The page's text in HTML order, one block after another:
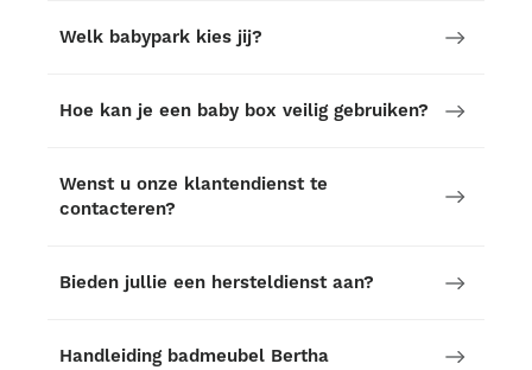
Welk babypark kies jij?
Hoe kan je een baby box veilig gebruiken?
Wenst u onze klantendienst te
contacteren?
Bieden jullie een hersteldienst aan?
Handleiding badmeubel Bertha